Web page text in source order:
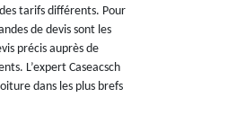
tarifs différents. Pour
de devis sont les
précis auprès de
L’expert Caseacsch
dans les plus brefs